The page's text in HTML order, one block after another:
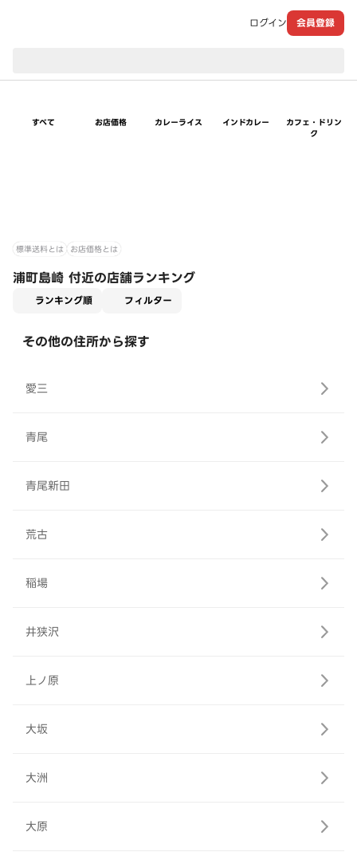
ログイン 会員登録
すべて お店価格 カレーライス インドカレー
カフェ・ドリン
ク
標準送料とは お店価格とは
浦町島崎 付近の店舗ランキング
ランキング順 フィルター
その他の住所から探す
愛三
青尾
青尾新田
荒古
稲場
井狭沢
上ノ原
大坂
大洲
大原